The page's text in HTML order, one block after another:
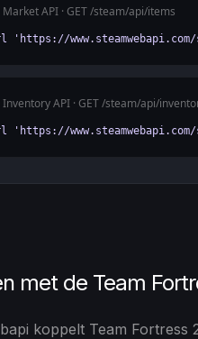
Market API · GET /steam/api/items
'https://www.steamwebapi.com/
Inventory API · GET /steam/api/
'https://www.steamwebapi.com/
met de Team
koppelt Team Fortress